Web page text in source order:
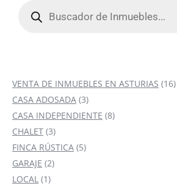
productos
VENTA DE INMUEBLES EN ASTURIAS 1616
CASA ADOSADA 33
productos
CASA INDEPENDIENTE 88
CHALET 33
productos
FINCA RÚSTICA 55
GARAJE 22
LOCAL 11